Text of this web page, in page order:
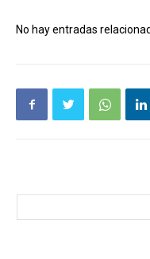
No hay entradas